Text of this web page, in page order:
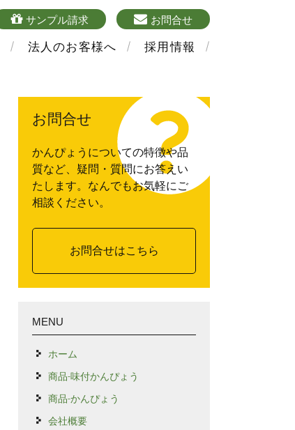
法人のお客様へ 採用情報
sample
サンプル請求 mailform
お問合せ
お問合せ
かんぴょうについての特徴や品
質など、疑問・質問にお答えい
たします。なんでもお気軽にご
相談ください。
お問合せはこちら
MENU
ホーム
商品-味付かんぴょう
商品-かんぴょう
会社概要